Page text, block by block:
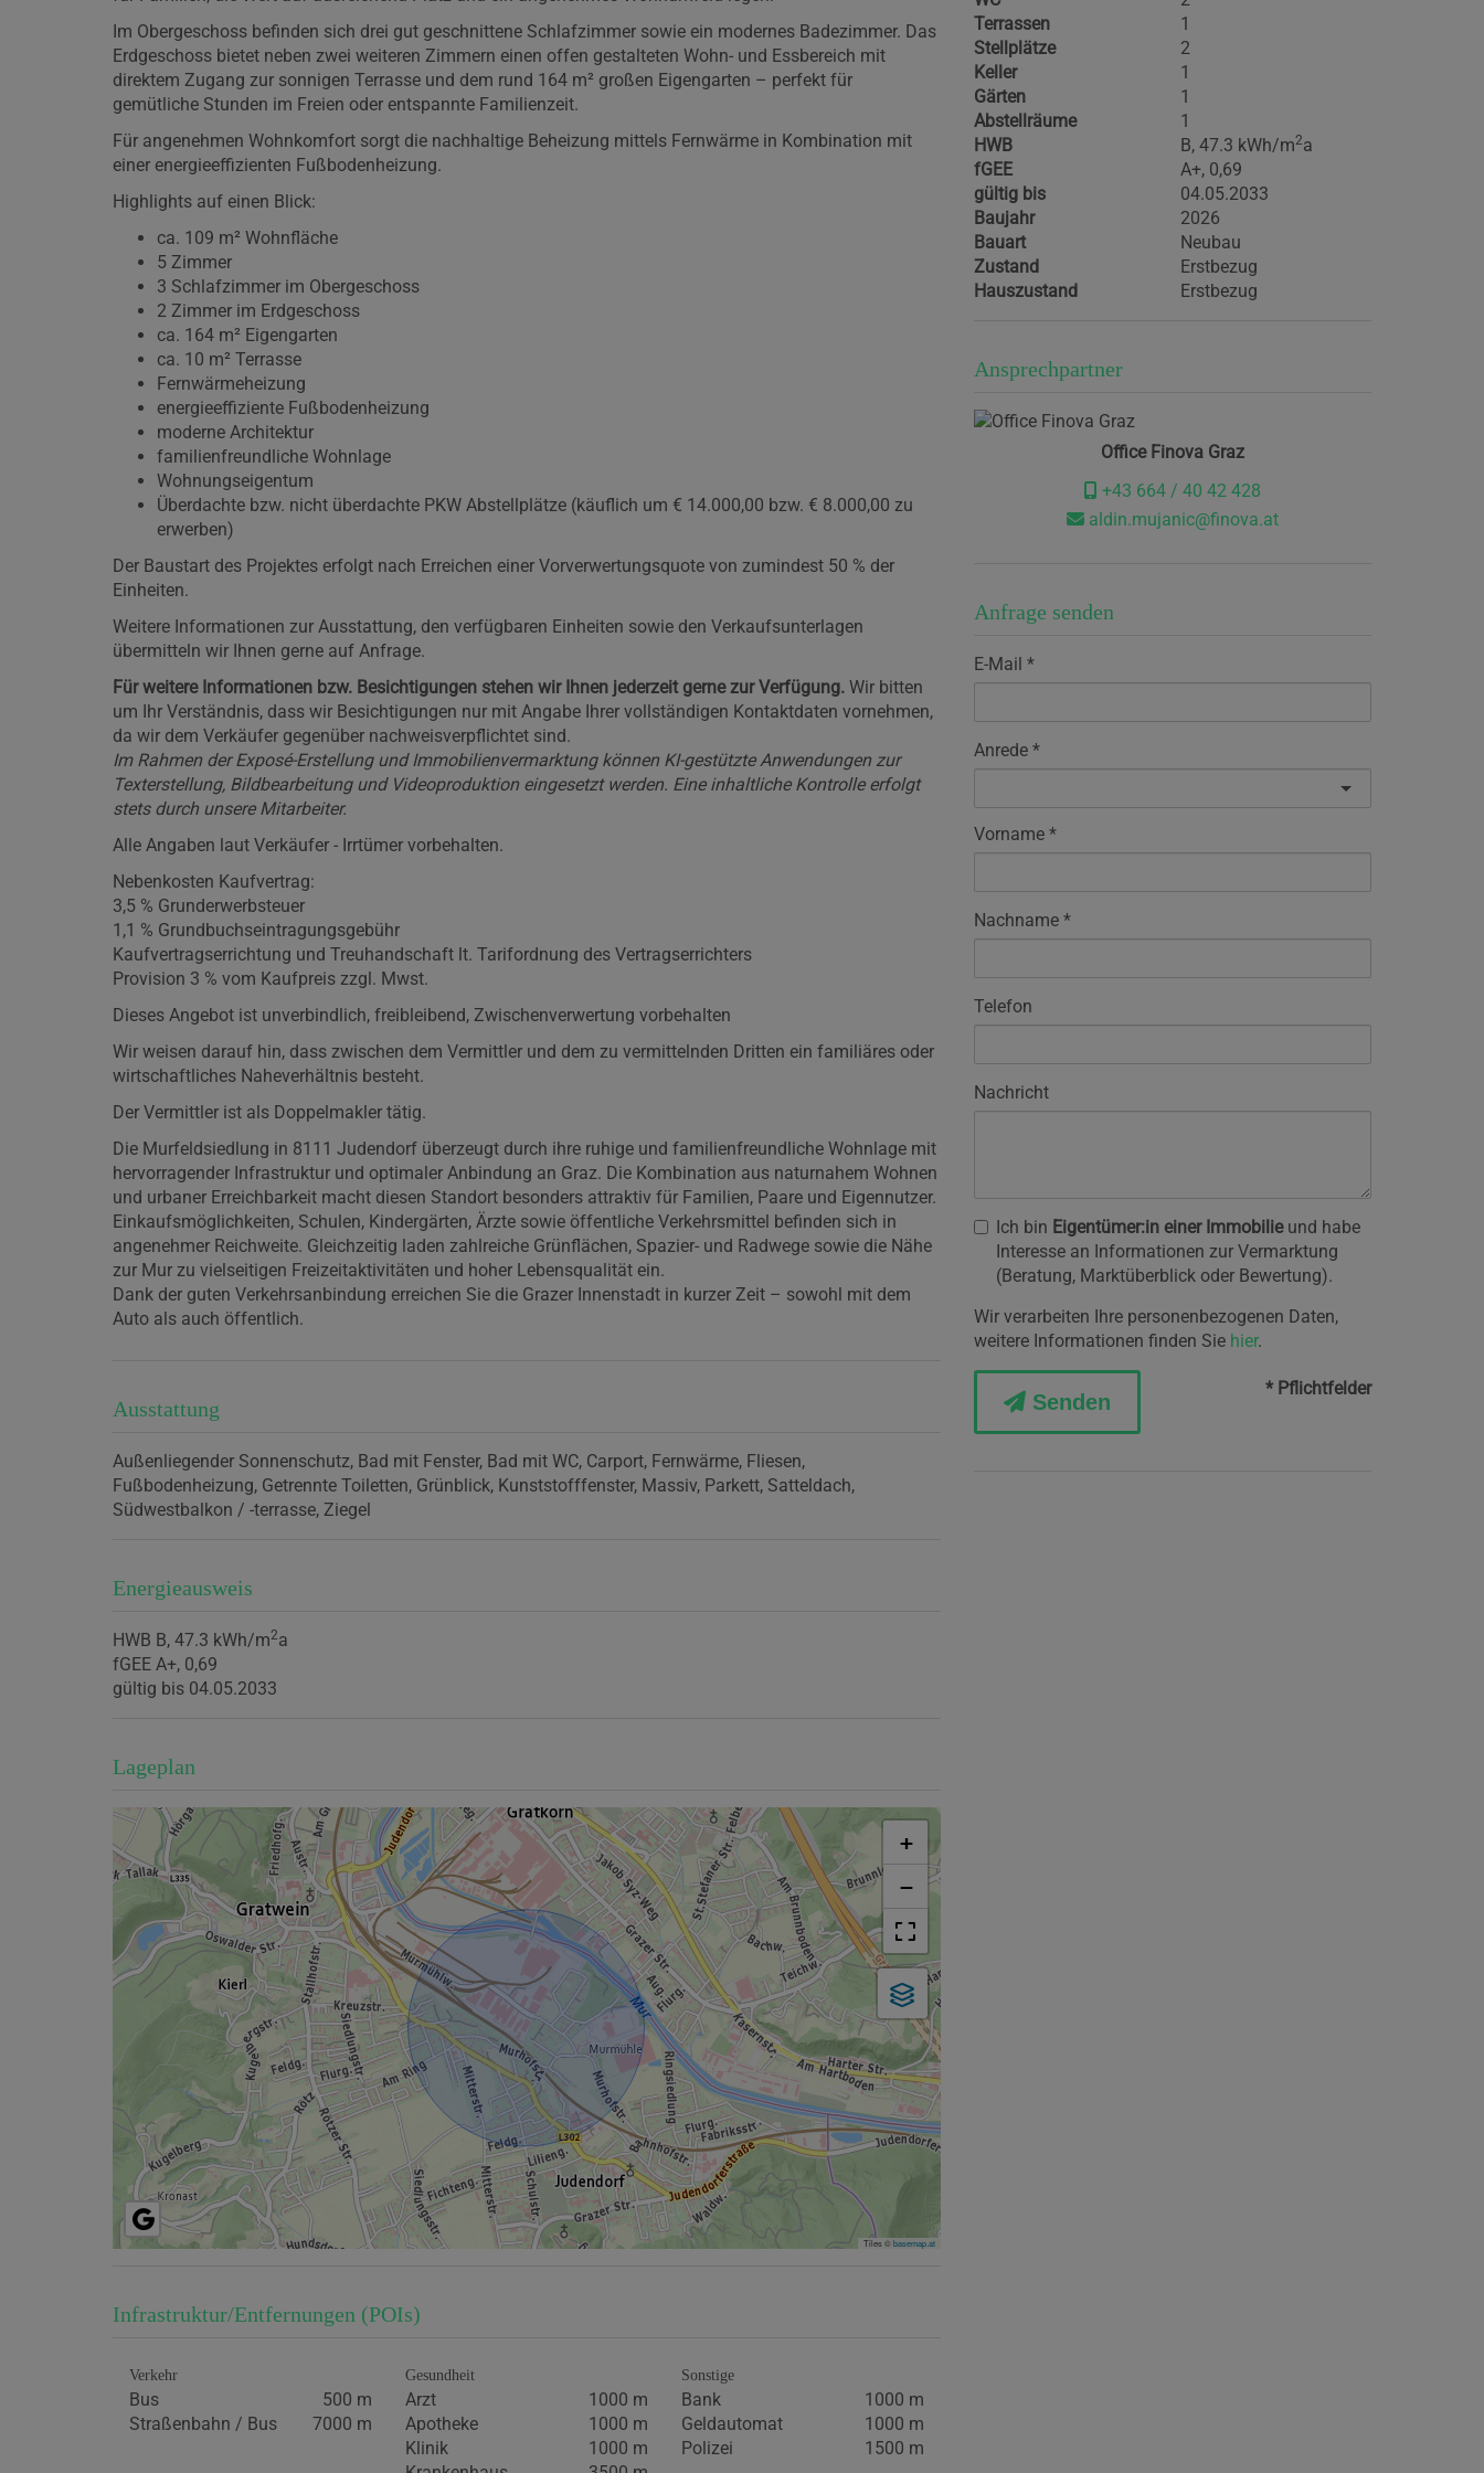
Im Obergeschoss befinden sich drei gut geschnittene Schlafzimmer sowie ein modernes Badezimmer. Das
Erdgeschoss bietet neben zwei weiteren Zimmern einen offen gestalteten Wohn- und Essbereich mit
direktem Zugang zur sonnigen Terrasse und dem rund 164 m² großen Eigengarten – perfekt für
gemütliche Stunden im Freien oder entspannte Familienzeit.
Für angenehmen Wohnkomfort sorgt die nachhaltige Beheizung mittels Fernwärme in Kombination mit
einer energieeffizienten Fußbodenheizung.
Highlights auf einen Blick:
ca. 109 m² Wohnfläche
5 Zimmer
3 Schlafzimmer im Obergeschoss
2 Zimmer im Erdgeschoss
ca. 164 m² Eigengarten
ca. 10 m² Terrasse
Fernwärmeheizung
energieeffiziente Fußbodenheizung
moderne Architektur
familienfreundliche Wohnlage
Wohnungseigentum
Überdachte bzw. nicht überdachte PKW Abstellplätze (käuflich um € 14.000,00 bzw. € 8.000,00 zu
erwerben)
Der Baustart des Projektes erfolgt nach Erreichen einer Vorverwertungsquote von zumindest 50 % der
Einheiten.
Weitere Informationen zur Ausstattung, den verfügbaren Einheiten sowie den Verkaufsunterlagen
übermitteln wir Ihnen gerne auf Anfrage.
Für weitere Informationen bzw. Besichtigungen stehen wir Ihnen jederzeit gerne zur Verfügung. Wir bitten
um Ihr Verständnis, dass wir Besichtigungen nur mit Angabe Ihrer vollständigen Kontaktdaten vornehmen,
da wir dem Verkäufer gegenüber nachweisverpflichtet sind.
Im Rahmen der Exposé-Erstellung und Immobilienvermarktung können KI-gestützte Anwendungen zur
Texterstellung, Bildbearbeitung und Videoproduktion eingesetzt werden. Eine inhaltliche Kontrolle erfolgt
stets durch unsere Mitarbeiter.
Alle Angaben laut Verkäufer - Irrtümer vorbehalten.
Nebenkosten Kaufvertrag:
3,5 % Grunderwerbsteuer
1,1 % Grundbuchseintragungsgebühr
Kaufvertragserrichtung und Treuhandschaft lt. Tarifordnung des Vertragserrichters
Provision 3 % vom Kaufpreis zzgl. Mwst.
Dieses Angebot ist unverbindlich, freibleibend, Zwischenverwertung vorbehalten
Wir weisen darauf hin, dass zwischen dem Vermittler und dem zu vermittelnden Dritten ein familiäres oder
wirtschaftliches Naheverhältnis besteht.
Der Vermittler ist als Doppelmakler tätig.
Die Murfeldsiedlung in 8111 Judendorf überzeugt durch ihre ruhige und familienfreundliche Wohnlage mit
hervorragender Infrastruktur und optimaler Anbindung an Graz. Die Kombination aus naturnahem Wohnen
und urbaner Erreichbarkeit macht diesen Standort besonders attraktiv für Familien, Paare und Eigennutzer.
Einkaufsmöglichkeiten, Schulen, Kindergärten, Ärzte sowie öffentliche Verkehrsmittel befinden sich in
angenehmer Reichweite. Gleichzeitig laden zahlreiche Grünflächen, Spazier- und Radwege sowie die Nähe
zur Mur zu vielseitigen Freizeitaktivitäten und hoher Lebensqualität ein.
Dank der guten Verkehrsanbindung erreichen Sie die Grazer Innenstadt in kurzer Zeit – sowohl mit dem
Auto als auch öffentlich.
Ausstattung
Außenliegender Sonnenschutz Bad mit Fenster Bad mit WC Carport Fernwärme Fliesen
Fußbodenheizung Getrennte Toiletten Grünblick Kunststofffenster Massiv Parkett Satteldach
Südwestbalkon / -terrasse Ziegel
Energieausweis
HWB B, 47.3 kWh/m2a
fGEE A+, 0,69
gültig bis 04.05.2033
Lageplan
+
−
Tiles ©basemap.at
Infrastruktur/Entfernungen (POIs)
Verkehr
Bus
500 m
Straßenbahn / Bus
7000 m
Gesundheit
Arzt
1000 m
Apotheke
1000 m
Klinik
1000 m
Sonstige
Bank
1000 m
Geldautomat
1000 m
Polizei
1500 m
Terrassen
1
Stellplätze
2
Keller
1
Gärten
1
Abstellräume
1
HWB
B, 47.3 kWh/m2a
fGEE
A+, 0,69
gültig bis
04.05.2033
Baujahr
2026
Bauart
Neubau
Zustand
Erstbezug
Hauszustand
Erstbezug
Ansprechpartner
Office Finova Graz
+43 664 / 40 42 428
aldin.mujanic@finova.at
Anfrage senden
E-Mail
Anrede
Vorname
Nachname
Telefon
Nachricht
Ich bin Eigentümer:in einer Immobilieund habe
Interesse an Informationen zur Vermarktung
(Beratung, Marktüberblick oder Bewertung).
Wir verarbeiten Ihre personenbezogenen Daten,
weitere Informationen finden Sie hier.
Senden
* Pflichtfelder